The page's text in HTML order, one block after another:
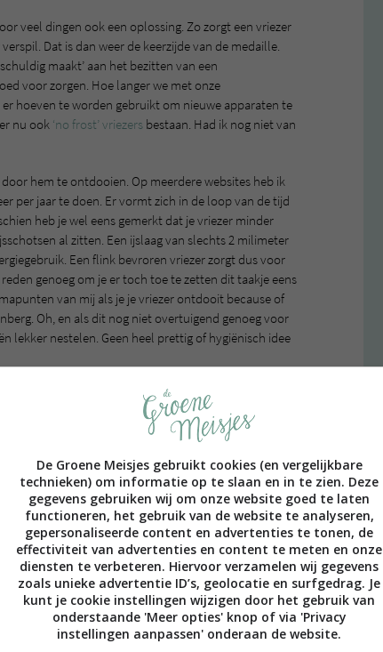
veel dingen ook een oplossing. Zo zorgt een vriezer
Dat is dan weer de keerzijde van de medaille.
maakt’ aan het bezitten van een
voor zorgen. Hoe langer we met onze
hoeven te worden gebruikt om nieuwe apparaten te
nu ook ‘no frost’ vriezers bestaan. Had ik nog niet van
hem te ontdooien. Op meerdere websites heb ik
per jaar te doen. Er vormt zich in de loop van de tijd
heb je wel eens gemerkt dat je vriezer minder
al zitten. Een ijslaag van slechts 2 milimeter
Een flink bevroren vriezer zorgt dus voor
genoeg om je er toch toe te zetten dit taakje eens
van mij als je je vriezer ontdooit because of
Oh, en als dit nog niet overtuigend genoeg voor
lekker nestelen. Geen heel prettig of hygiënisch idee
niet als je het eens per jaar doet en de ijslaag nog
Je moet alleen wel eventjes voorbereid zijn.
en een schone, droge theedoek die je straks kunt
Pak ook een lepel of een spatel van hout. Gebruik
je waterkoker, zet het in een bakje of pannetje apart.
het balkon of bijvoorbeeld in je spoelbak.
vriezer en doe het deurtje dicht.
spatel of lepel. Als je vriezer al even uit staat, gaat
De Groene Meisjes gebruikt cookies (en vergelijkbare
technieken) om informatie op te slaan en in te zien. Deze
gegevens gebruiken wij om onze website goed te laten
functioneren, het gebruik van de website te analyseren,
gepersonaliseerde content en advertenties te tonen, de
effectiviteit van advertenties en content te meten en onze
diensten te verbeteren. Hiervoor verzamelen wij gegevens
zoals unieke advertentie ID’s, geolocatie en surfgedrag. Je
kunt je cookie instellingen wijzigen door het gebruik van
onderstaande 'Meer opties' knop of via 'Privacy
instellingen aanpassen' onderaan de website.